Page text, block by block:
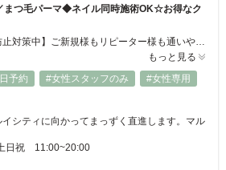
つ毛パーマ◆ネイル同時施術OK☆お得なク
【池袋駅近／コロナ感染防止対策中】ご新規様もリピーター様も通いやすいリーズナブルなメニュー＆クーポン豊富◎ネイル・アイメニュー同時施術もOK♪最終ご案内19時まで受け付けているので学生さんからお仕事帰りのOLさん、主婦の方まで幅広い客層に大人気☆彡高技術＆高品質の施術で口コミも高評価！！まつげパーマ/高級セーブル／フラットラッシュ／ボリュームラッシュ／つけ放題☆★
もっと見る
予約 #女性スタッフのみ
#女性専用
イシティに向かってまっずく直進します。マル
祝 11:00~20:00